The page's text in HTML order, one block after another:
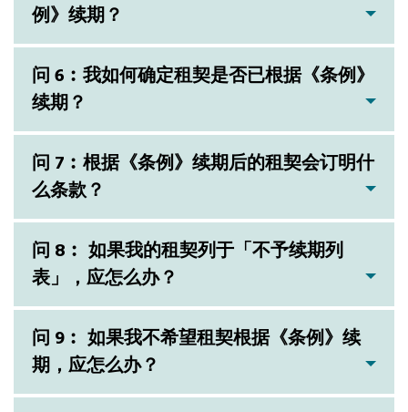
例》续期？
问 6︰我如何确定租契是否已根据《条例》
续期？
问 7︰根据《条例》续期后的租契会订明什
么条款？
问 8︰ 如果我的租契列于「不予续期列
表」，应怎么办？
问 9︰ 如果我不希望租契根据《条例》续
期，应怎么办？